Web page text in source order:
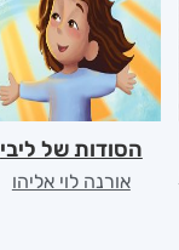
הסודות של ליבי
אורנה לוי אליהו